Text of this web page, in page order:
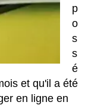
p
o
s
s
é
et qu'il a été
en ligne en